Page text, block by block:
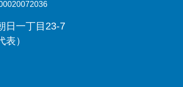
日一丁目23-7
）